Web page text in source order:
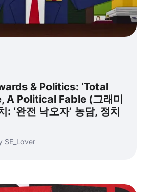
& Politics: ‘Total
A Political Fable (그래미
: ‘완전 낙오자’ 농담, 정치
SE_Lover